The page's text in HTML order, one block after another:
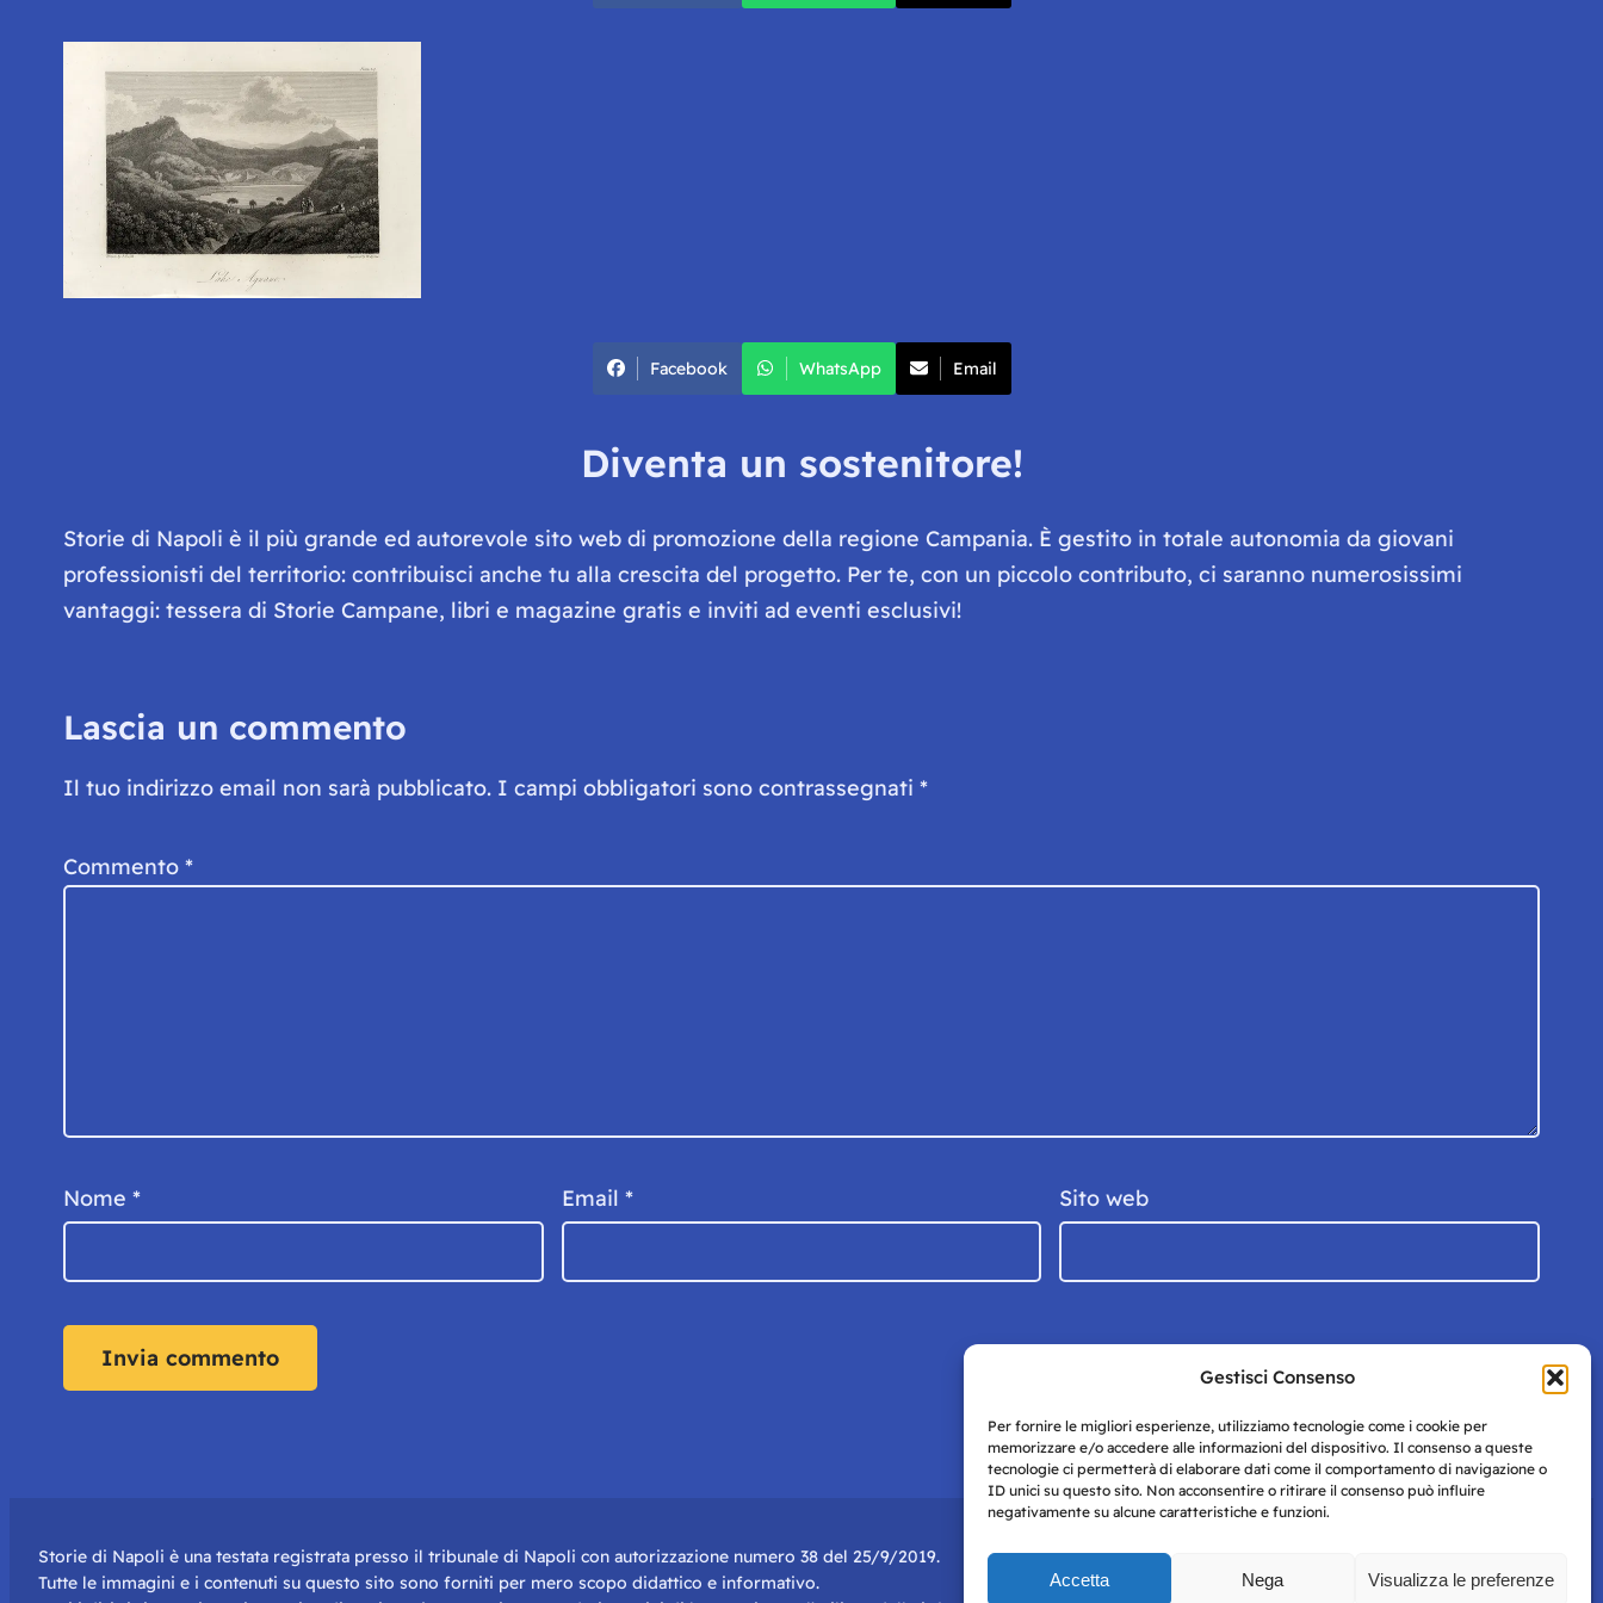
Gestisci Consenso
Per fornire le migliori esperienze, utilizziamo tecnologie come i cookie per
memorizzare e/o accedere alle informazioni del dispositivo. Il consenso a queste
tecnologie ci permetterà di elaborare dati come il comportamento di navigazione o
ID unici su questo sito. Non acconsentire o ritirare il consenso può influire
negativamente su alcune caratteristiche e funzioni.
Accetta Nega Visualizza le preferenze
Facebook WhatsApp Email
Diventa un sostenitore!
Storie di Napoli è il più grande ed autorevole sito web di promozione della regione Campania. È gestito in totale autonomia da giovani
professionisti del territorio: contribuisci anche tu alla crescita del progetto. Per te, con un piccolo contributo, ci saranno numerosissimi
vantaggi: tessera di Storie Campane, libri e magazine gratis e inviti ad eventi esclusivi!
Lascia un commento
Il tuo indirizzo email non sarà pubblicato. I campi obbligatori sono contrassegnati *
Commento *
Nome * Email * Sito web
Storie di Napoli è una testata registrata presso il tribunale di Napoli con autorizzazione numero 38 del 25/9/2019.
Tutte le immagini e i contenuti su questo sito sono forniti per mero scopo didattico e informativo.